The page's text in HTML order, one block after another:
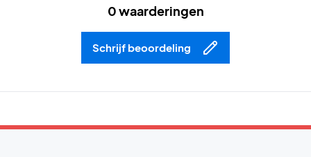
0 waarderingen
Schrijf beoordeling